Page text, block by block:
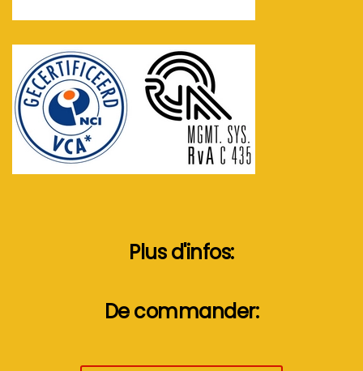
Plus d'infos:
De commander: